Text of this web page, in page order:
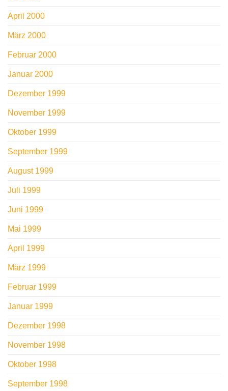
April 2000
März 2000
Februar 2000
Januar 2000
Dezember 1999
November 1999
Oktober 1999
September 1999
August 1999
Juli 1999
Juni 1999
Mai 1999
April 1999
März 1999
Februar 1999
Januar 1999
Dezember 1998
November 1998
Oktober 1998
September 1998